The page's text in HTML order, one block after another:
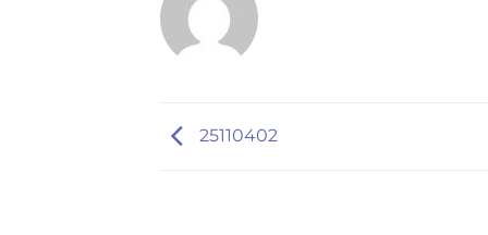
25110402